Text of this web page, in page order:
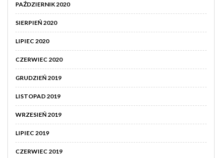
PAŹDZIERNIK 2020
SIERPIEŃ 2020
LIPIEC 2020
CZERWIEC 2020
GRUDZIEŃ 2019
LISTOPAD 2019
WRZESIEŃ 2019
LIPIEC 2019
CZERWIEC 2019